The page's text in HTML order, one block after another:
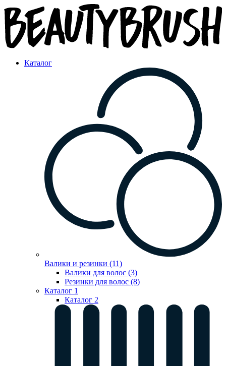
Каталог
Валики и резинки (11)
Валики для волос (3)
Резинки для волос (8)
Каталог 1
Каталог 2